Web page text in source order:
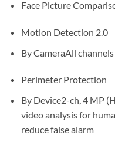
Face Picture
Motion Detection 2.0
By CameraAll channels
Perimeter Protection
By Device2-ch, 4 MP
video analysis for
reduce false alarm